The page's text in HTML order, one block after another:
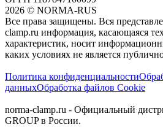
2026 © NORMA-RUS
Все права защищены. Вся
clamp.ru информация, касающаяся
характеристик, носит
каких условиях не является
Политика конфиденциальности
данныхОбработка файлов Cookie
norma-clamp.ru - Официальный
GROUP в России.